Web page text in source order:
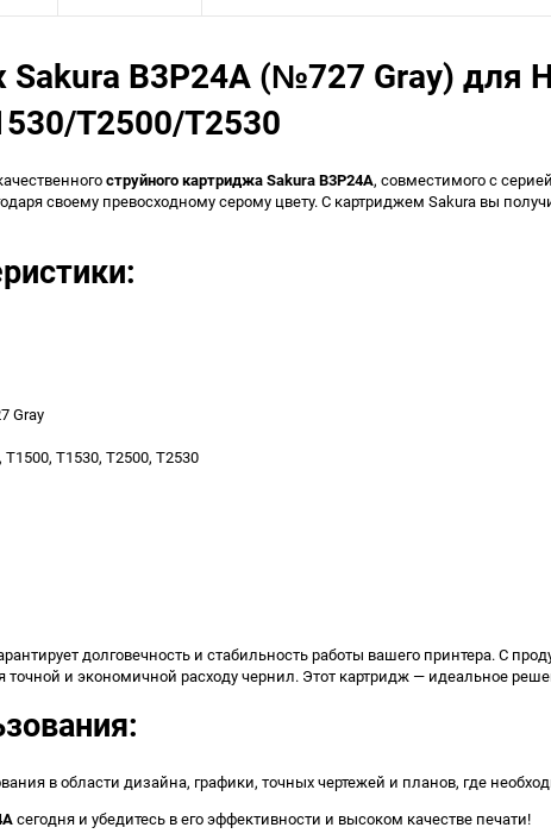
B3P24A (№727 Gray) для
T2500/T2530
струйного картриджа Sakura B3P24A, совместимого с
своему превосходному серому цвету. С картриджем Sakura вы
Gray
T1530, T2500, T2530
долговечность и стабильность работы вашего принтера. С
и экономичной расходу чернил. Этот картридж — идеальное
в области дизайна, графики, точных чертежей и планов, где
сегодня и убедитесь в его эффективности и высоком качестве печати!